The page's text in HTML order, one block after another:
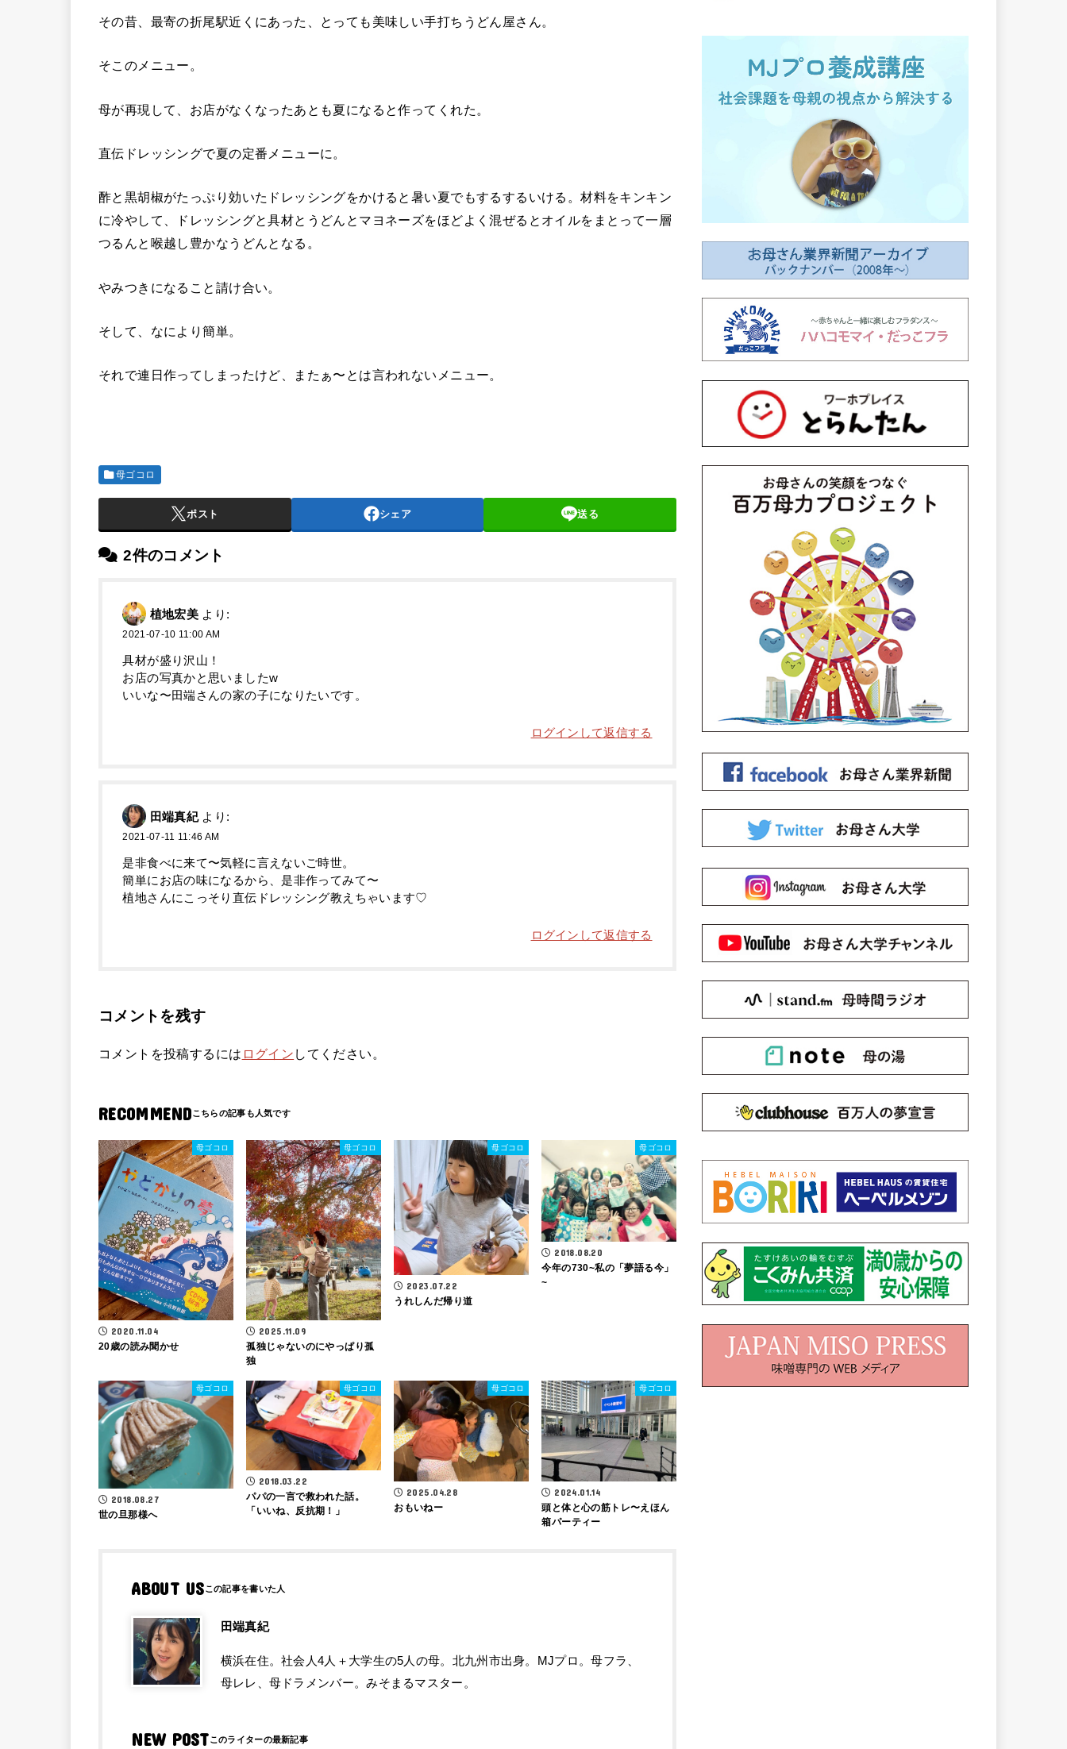
その昔、最寄の折尾駅近くにあった、とっても美味しい手打ちうどん屋さん。
そこのメニュー。
母が再現して、お店がなくなったあとも夏になると作ってくれた。
直伝ドレッシングで夏の定番メニューに。
酢と黒胡椒がたっぷり効いたドレッシングをかけると暑い夏でもするするいける。材料をキンキン
に冷やして、ドレッシングと具材とうどんとマヨネーズをほどよく混ぜるとオイルをまとって一層
つるんと喉越し豊かなうどんとなる。
やみつきになること請け合い。
そして、なにより簡単。
それで連日作ってしまったけど、またぁ〜とは言われないメニュー。
母ゴコロ
ポスト シェア 送る
2件のコメント
植地宏美 より:
2021-07-10 11:00 AM
具材が盛り沢山！
お店の写真かと思いましたw
いいな〜田端さんの家の子になりたいです。
ログインして返信する
田端真紀 より:
2021-07-11 11:46 AM
是非食べに来て〜気軽に言えないご時世。
簡単にお店の味になるから、是非作ってみて〜
植地さんにこっそり直伝ドレッシング教えちゃいます♡
ログインして返信する
コメントを残す
コメントを投稿するには ログイン してください。
RECOMMEND
母ゴコロ
2020.11.04
20歳の読み聞かせ
母ゴコロ
2025.11.09
孤独じゃないのにやっぱり孤
独
母ゴコロ
2023.07.22
うれしんだ帰り道
母ゴコロ
2018.08.20
今年の730~私の「夢語る今」
~
母ゴコロ
2018.08.27
世の旦那様へ
母ゴコロ
2018.03.22
パパの一言で救われた話。
「いいね、反抗期！」
母ゴコロ
2025.04.28
おもいねー
母ゴコロ
2024.01.14
頭と体と心の筋トレ〜えほん
箱パーティー
ABOUT US
田端真紀
横浜在住。社会人4人＋大学生の5人の母。北九州市出身。MJプロ。母フラ、
母レレ、母ドラメンバー。みそまるマスター。
NEW POST